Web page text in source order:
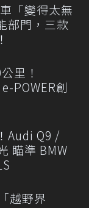
「變得太無
部門，三款
里！
POWER創
Audi Q9 /
瞄準 BMW
越野界